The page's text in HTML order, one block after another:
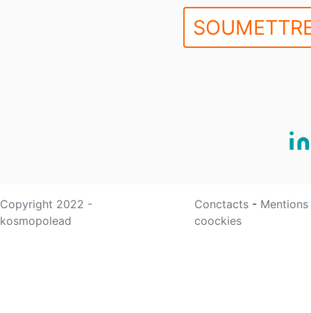
Copyright 2022 -
kosmopolead
Conctacts -
coockies